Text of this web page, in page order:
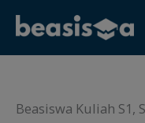
content
Beasiswa Kuliah S1,